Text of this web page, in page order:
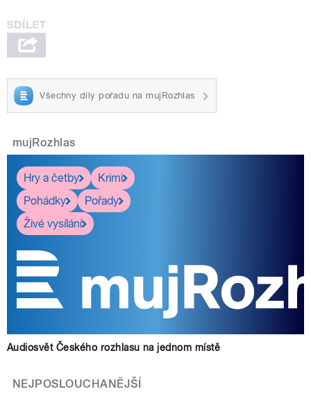
Všechny díly pořadu na mujRozhlas
mujRozhlas
Hry a četby
Krimi
Pohádky
Pořady
Živé vysílání
Audiosvět Českého rozhlasu na jednom místě
NEJPOSLOUCHANĚJŠÍ